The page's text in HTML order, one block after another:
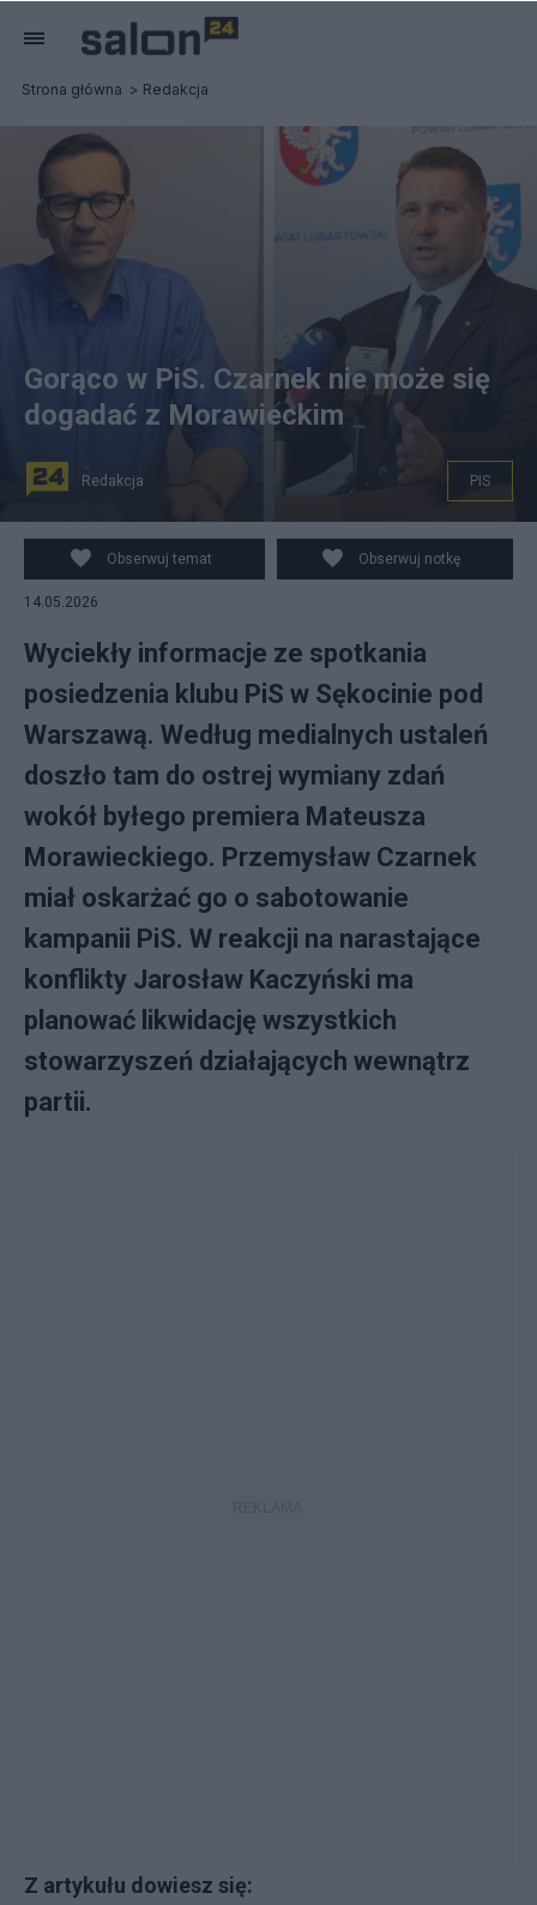
Strona główna Redakcja
Gorąco w PiS. Czarnek nie może się
dogadać z Morawieckim
Redakcja PIS
Obserwuj temat Obserwuj notkę
14.05.2026
Wyciekły informacje ze spotkania
posiedzenia klubu PiS w Sękocinie pod
Warszawą. Według medialnych ustaleń
doszło tam do ostrej wymiany zdań
wokół byłego premiera Mateusza
Morawieckiego. Przemysław Czarnek
miał oskarżać go o sabotowanie
kampanii PiS. W reakcji na narastające
konflikty Jarosław Kaczyński ma
planować likwidację wszystkich
stowarzyszeń działających wewnątrz
partii.
Z artykułu dowiesz się: